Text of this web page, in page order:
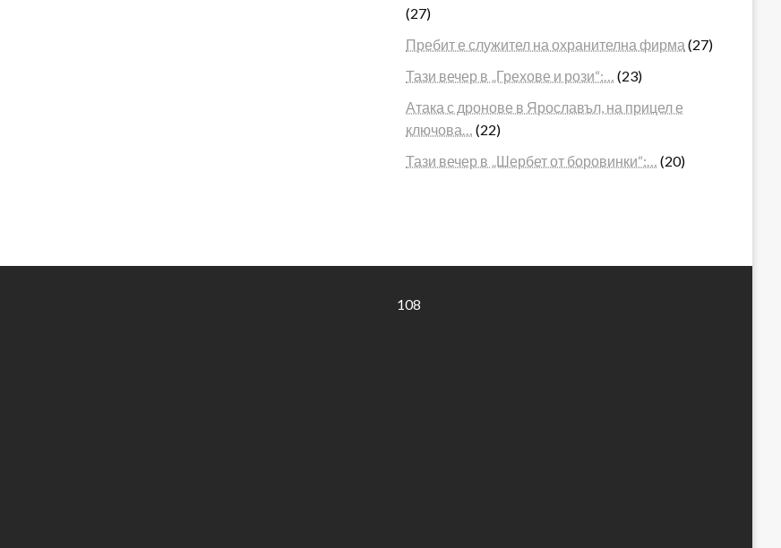
(27)
Пребит е служител на охранителна фирма (27)
Тази вечер в „Грехове и рози“:…
(23)
Атака с дронове в Ярославъл, на прицел е
ключова…
(22)
Тази вечер в „Шербет от боровинки“:…
(20)
108